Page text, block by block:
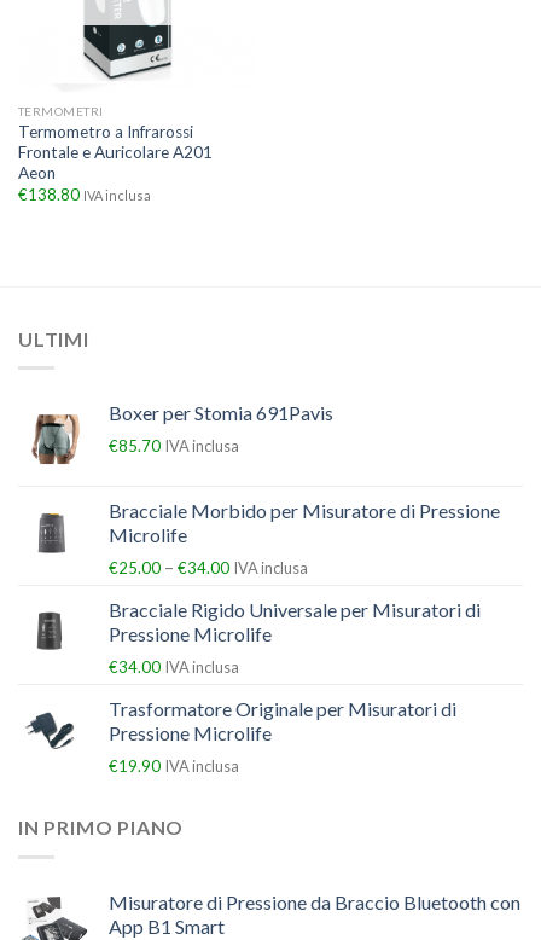
TERMOMETRI
Termometro a Infrarossi
Frontale e Auricolare A201
Aeon
€138.80 IVA inclusa
ULTIMI
Boxer per Stomia 691Pavis
€85.70 IVA inclusa
Bracciale Morbido per Misuratore di Pressione
Microlife
€25.00 – €34.00 IVA inclusa
Bracciale Rigido Universale per Misuratori di
Pressione Microlife
€34.00 IVA inclusa
Trasformatore Originale per Misuratori di
Pressione Microlife
€19.90 IVA inclusa
IN PRIMO PIANO
Misuratore di Pressione da Braccio Bluetooth con
App B1 Smart